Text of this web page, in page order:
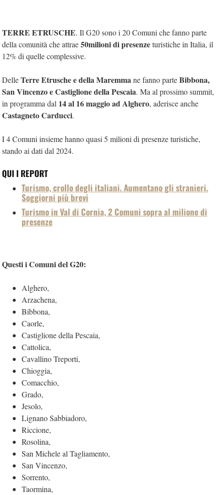
TERRE ETRUSCHE. Il G20 sono i 20 Comuni che fanno parte
della comunità che attrae50milioni di presenzeturistiche in Italia, il
12% di quelle complessive.
DelleTerre Etrusche e della Maremmane fanno parteBibbona,
San Vincenzo e Castiglione della Pescaia. Ma al prossimo summit,
in programma dal 14 al 16 maggio ad Alghero, aderisce anche
Castagneto Carducci.
I 4 Comuni insieme hanno quasi 5 milioni di presenze turistiche,
stando ai dati dal 2024.
QUI I REPORT
Turismo, crollo degli italiani. Aumentano gli stranieri.
Soggiorni più brevi
Turismo in Val di Cornia, 2 Comuni sopra al milione di
presenze
Questi i Comuni del G20:
Alghero,
Arzachena,
Bibbona,
Caorle,
Castiglione della Pescaia,
Cattolica,
Cavallino Treporti,
Chioggia,
Comacchio,
Grado,
Jesolo,
Lignano Sabbiadoro,
Riccione,
Rosolina,
San Michele al Tagliamento,
San Vincenzo,
Sorrento,
Taormina,